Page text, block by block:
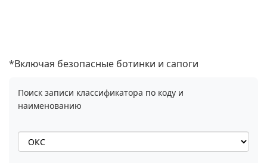
*Включая безопасные ботинки и сапоги
Поиск записи классификатора по коду и
наименованию